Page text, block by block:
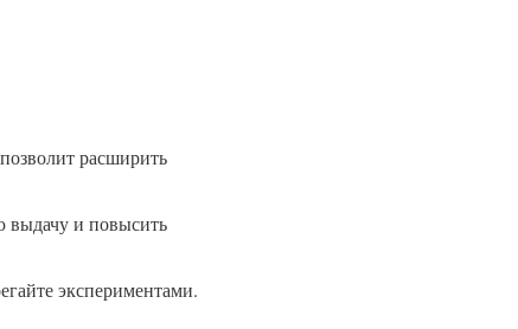
расширить
выдачу и повысить
экспериментами.